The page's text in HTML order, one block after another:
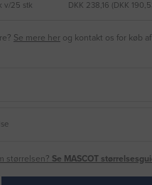
v/25 stk DKK 238,16 (DKK
Se mere her og kontakt os for køb
størrelsen? Se MASCOT